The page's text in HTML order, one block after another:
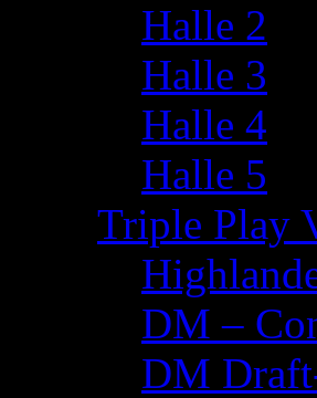
Halle 2
Halle 3
Halle 4
Halle 5
Triple Play
DM –
DM